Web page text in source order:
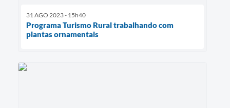
31 AGO 2023 - 15h40
Programa Turismo Rural trabalhando com
plantas ornamentais